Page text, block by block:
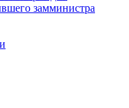
замминистра